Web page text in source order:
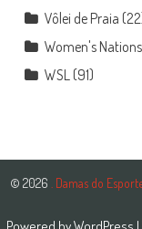
Vôlei de Praia
Women's
WSL(91)
© 2026 . Damas do